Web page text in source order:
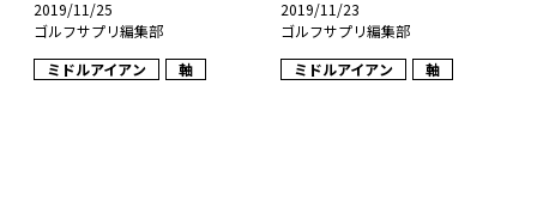
2019/11/25
ゴルフサプリ編集部
ミドルアイアン
軸
2019/11/23
ゴルフサプリ編集部
ミドルアイアン
軸